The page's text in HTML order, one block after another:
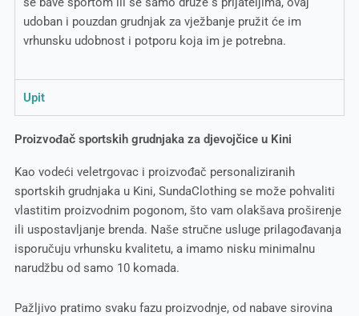
udoban i pouzdan grudnjak za vježbanje pružit će im
vrhunsku udobnost i potporu koja im je potrebna.
Upit
Proizvođač sportskih grudnjaka za djevojčice u Kini
Kao vodeći veletrgovac i proizvođač personaliziranih
sportskih grudnjaka u Kini, SundaClothing se može pohvaliti
vlastitim proizvodnim pogonom, što vam olakšava proširenje
ili uspostavljanje brenda. Naše stručne usluge prilagođavanja
isporučuju vrhunsku kvalitetu, a imamo nisku minimalnu
narudžbu od samo 10 komada.
Pažljivo pratimo svaku fazu proizvodnje, od nabave sirovina